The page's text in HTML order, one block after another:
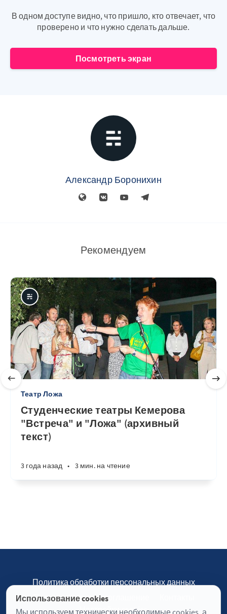
В одном доступе видно, что пришло, кто отвечает, что
проверено и что нужно сделать дальше.
Посмотреть экран
Александр Боронихин
Рекомендуем
Театр Ложа
Студенческие театры Кемерова
"Встреча" и "Ложа" (архивный
текст)
3 года назад • 3 мин. на чтение
Использование cookies
Мы используем технически необходимые cookies, а
Политика обработки персональных данных
Пользовательское соглашение
Настройки cookies